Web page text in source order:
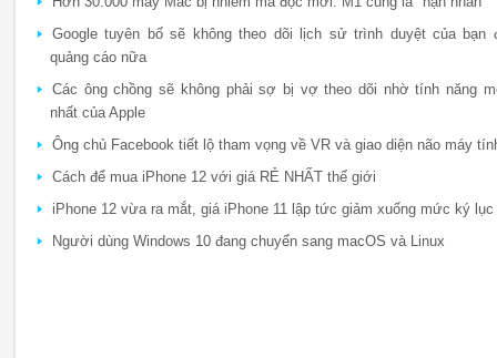
Google tuyên bố sẽ không theo dõi lịch sử trình duyệt của bạn
quảng cáo nữa
Các ông chồng sẽ không phải sợ bị vợ theo dõi nhờ tính năng
nhất của Apple
Ông chủ Facebook tiết lộ tham vọng về VR và giao diện não máy
Cách để mua iPhone 12 với giá RẺ NHẤT thế giới
iPhone 12 vừa ra mắt, giá iPhone 11 lập tức giảm xuống mức ký lục
Người dùng Windows 10 đang chuyển sang macOS và Linux